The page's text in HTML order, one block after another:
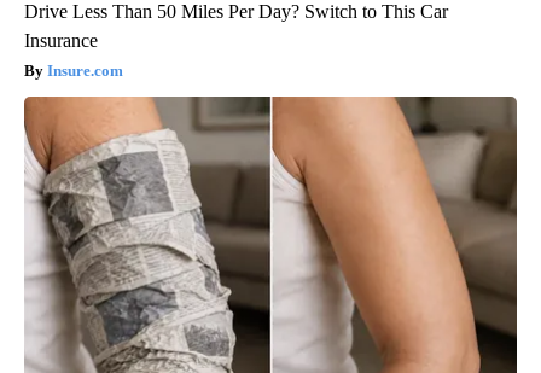
Drive Less Than 50 Miles Per Day? Switch to This Car
Insurance
Insure.com